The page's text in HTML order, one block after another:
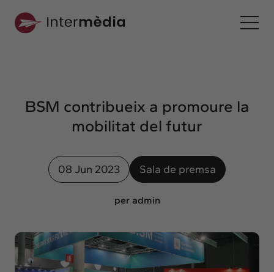
Interconnexió
Els nostres serveis
Interacció
Projectes
Interrelació
Clients
BSM contribueix a promoure la
mobilitat del futur
08 Jun 2023 Sala de premsa
per admin